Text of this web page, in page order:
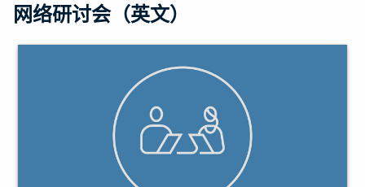
网络研讨会（英文）